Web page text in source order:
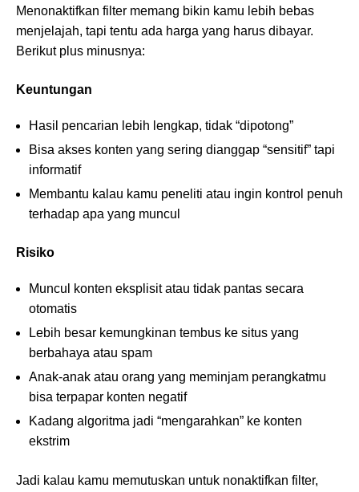
Menonaktifkan filter memang bikin kamu lebih bebas
menjelajah, tapi tentu ada harga yang harus dibayar.
Berikut plus minusnya:
Keuntungan
Hasil pencarian lebih lengkap, tidak “dipotong”
Bisa akses konten yang sering dianggap “sensitif” tapi
informatif
Membantu kalau kamu peneliti atau ingin kontrol penuh
terhadap apa yang muncul
Risiko
Muncul konten eksplisit atau tidak pantas secara
otomatis
Lebih besar kemungkinan tembus ke situs yang
berbahaya atau spam
Anak-anak atau orang yang meminjam perangkatmu
bisa terpapar konten negatif
Kadang algoritma jadi “mengarahkan” ke konten
ekstrim
Jadi kalau kamu memutuskan untuk nonaktifkan filter,